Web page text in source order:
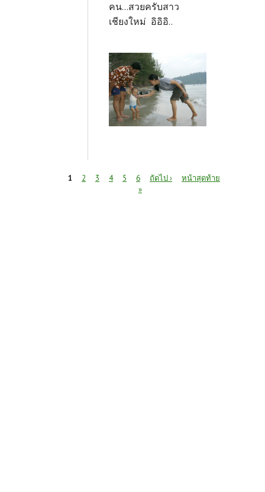
คน...สวยครับสาว
เชียงใหม่ อิอิอิ..
1 2 3 4 5 6 ถัดไป ›
หน้าสุดท้าย
»